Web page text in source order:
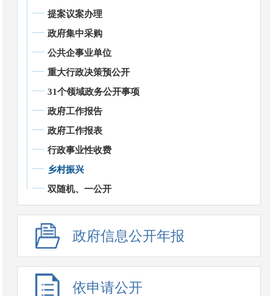
提案议案办理
政府集中采购
公共企事业单位
重大行政决策预公开
31个领域政务公开事项
政府工作报告
政府工作报表
行政事业性收费
乡村振兴
双随机、一公开
政府信息公开年报
依申请公开